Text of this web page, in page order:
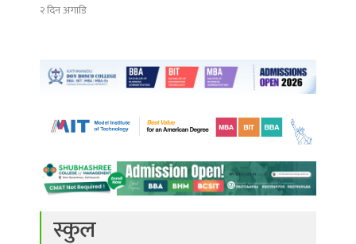
२ दिन अगाडि
स्कुल